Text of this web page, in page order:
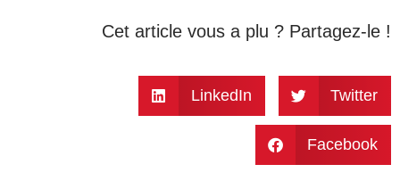
Cet article vous a plu ? Partagez-le !
LinkedIn Twitter
Facebook